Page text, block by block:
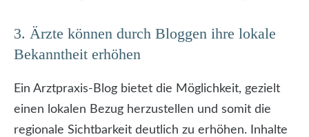
3. Ärzte können durch Bloggen ihre lokale
Bekanntheit erhöhen
Ein Arztpraxis-Blog bietet die Möglichkeit, gezielt
einen lokalen Bezug herzustellen und somit die
regionale Sichtbarkeit deutlich zu erhöhen. Inhalte